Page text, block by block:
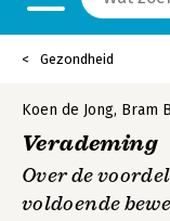
Gezondheid
Koen de Jong, Bram
Verademing
Over de
voldoende